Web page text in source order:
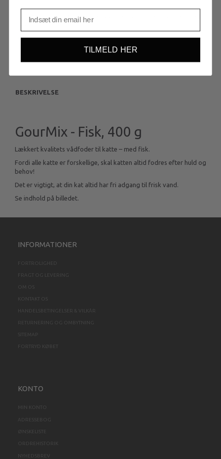
GourMix - Fisk, 400 g, lækkert kvalitets vådfoder til katte – med
Mere information
BESKRIVELSE
GourMix - Fisk, 400 g
Lækkert kvalitets vådfoder til katte – med fisk.
Fordi alle katte er forskellige, skal katten altid fodres efter huld og
behov!
Det er vigtigt, at din kat altid har fri adgang til frisk vand.
Se indhold på billedet.
INFORMATIONER
FORTROLIGHED
FRAGT OG LEVERING
OM OS
KONTAKT OS
HANDELSBETINGELSER & VILKÅR
RETURNERING OG OMBYTNING
SITEMAP
FORTRYD KØBET
KONTO
MIN KONTO
ADRESSEBOG
ØNSKELISTE
ORDREHISTORIK
NYHEDSBREV
TILMELD HER